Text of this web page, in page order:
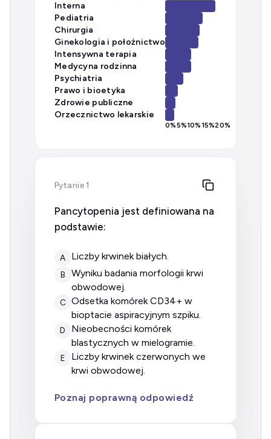
Interna
Pediatria
Chirurgia
Ginekologia i położnictwo
Intensywna terapia
Medycyna rodzinna
Psychiatria
Prawo i bioetyka
Zdrowie publiczne
Orzecznictwo lekarskie
0%5%10%15%20%
Pytanie 1
Pancytopenia jest definiowana na
podstawie:
A liczby krwinek białych.
B
wyniku badania morfologii krwi
obwodowej.
C odsetka komórek CD34+ w
bioptacie aspiracyjnym szpiku.
D
nieobecności komórek
blastycznych w mielogramie.
E
liczby krwinek czerwonych we
krwi obwodowej.
Poznaj poprawną odpowiedź